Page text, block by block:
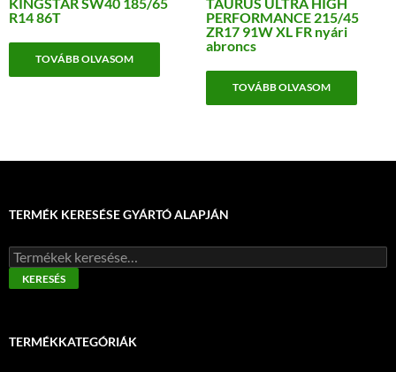
KINGSTAR SW40 185/65
R14 86T
TOVÁBB OLVASOM
TAURUS ULTRA HIGH
PERFORMANCE 215/45
ZR17 91W XL FR nyári
abroncs
TOVÁBB OLVASOM
TERMÉK KERESÉSE GYÁRTÓ ALAPJÁN
Keresés
a
következőre:
KERESÉS
TERMÉKKATEGÓRIÁK